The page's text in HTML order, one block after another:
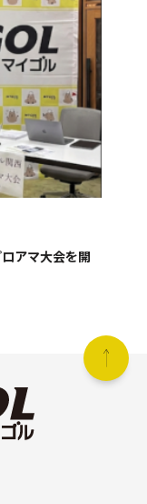
アマ大会を開